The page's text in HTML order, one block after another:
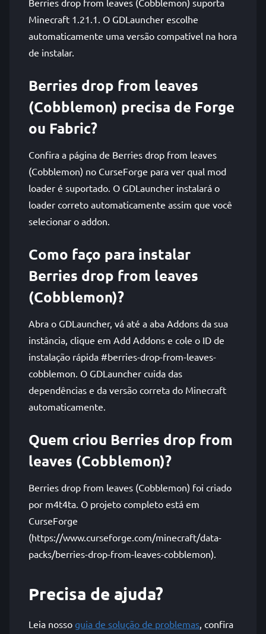
Berries drop from leaves (Cobblemon) suporta
Minecraft 1.21.1. O GDLauncher escolhe
automaticamente uma versão compatível na hora
de instalar.
Berries drop from leaves
(Cobblemon) precisa de Forge
ou Fabric?
Confira a página de Berries drop from leaves
(Cobblemon) no CurseForge para ver qual mod
loader é suportado. O GDLauncher instalará o
loader correto automaticamente assim que você
selecionar o addon.
Como faço para instalar
Berries drop from leaves
(Cobblemon)?
Abra o GDLauncher, vá até a aba Addons da sua
instância, clique em Add Addons e cole o ID de
instalação rápida #berries-drop-from-leaves-
cobblemon. O GDLauncher cuida das
dependências e da versão correta do Minecraft
automaticamente.
Quem criou Berries drop from
leaves (Cobblemon)?
Berries drop from leaves (Cobblemon) foi criado
por m4t4ta. O projeto completo está em
CurseForge
(https://www.curseforge.com/minecraft/data-
packs/berries-drop-from-leaves-cobblemon).
Precisa de ajuda?
Leia nosso guia de solução de problemas, confira